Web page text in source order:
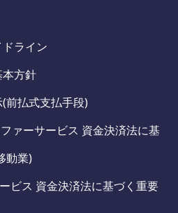
ライン
方針
前払式支払手段)
ァーサービス 資金決済法に基
動業)
ビス 資金決済法に基づく重要